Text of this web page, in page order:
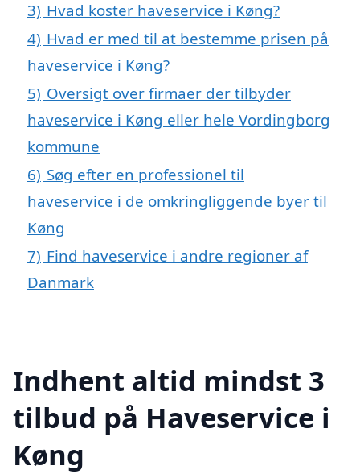
3) Hvad koster haveservice i Køng?
4) Hvad er med til at bestemme prisen på
haveservice i Køng?
5) Oversigt over firmaer der tilbyder
haveservice i Køng eller hele Vordingborg
kommune
6) Søg efter en professionel til
haveservice i de omkringliggende byer til
Køng
7) Find haveservice i andre regioner af
Danmark
Indhent altid mindst 3
tilbud på Haveservice i
Køng